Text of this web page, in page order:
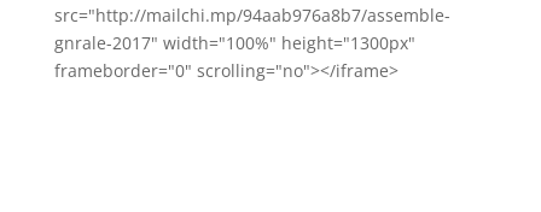
src="http://mailchi.mp/94aab976a8b7/assemble-
gnrale-2017" width="100%" height="1300px"
frameborder="0" scrolling="no"></iframe>